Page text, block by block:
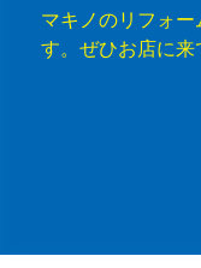
マキノのリフォ
す。ぜひお店に来